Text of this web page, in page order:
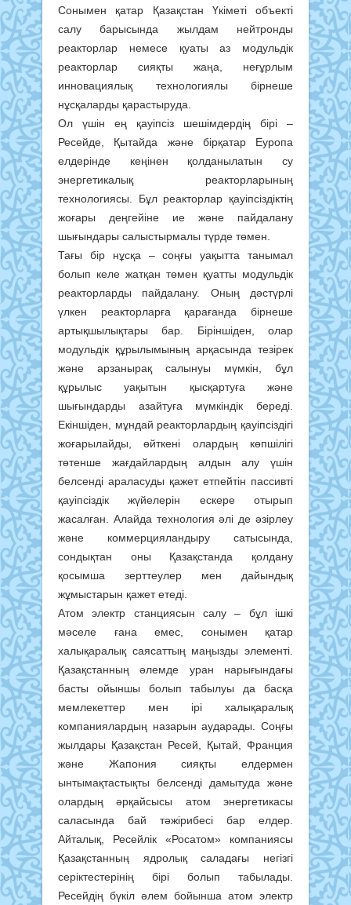
Сонымен қатар Қазақстан Үкіметі объекті
салу барысында жылдам нейтронды
реакторлар немесе қуаты аз модульдік
реакторлар сияқты жаңа, неғұрлым
инновациялық технологиялы бірнеше
нұсқаларды қарастыруда.
Ол үшін ең қауіпсіз шешімдердің бірі –
Ресейде, Қытайда және бірқатар Еуропа
елдерінде кеңінен қолданылатын су
энергетикалық реакторларының
технологиясы. Бұл реакторлар қауіпсіздіктің
жоғары деңгейіне ие және пайдалану
шығындары салыстырмалы түрде төмен.
Тағы бір нұсқа – соңғы уақытта танымал
болып келе жатқан төмен қуатты модульдік
реакторларды пайдалану. Оның дәстүрлі
үлкен реакторларға қарағанда бірнеше
артықшылықтары бар. Біріншіден, олар
модульдік құрылымының арқасында тезірек
және арзанырақ салынуы мүмкін, бұл
құрылыс уақытын қысқартуға және
шығындарды азайтуға мүмкіндік береді.
Екіншіден, мұндай реакторлардың қауіпсіздігі
жоғарылайды, өйткені олардың көпшілігі
төтенше жағдайлардың алдын алу үшін
белсенді араласуды қажет етпейтін пассивті
қауіпсіздік жүйелерін ескере отырып
жасалған. Алайда технология әлі де әзірлеу
және коммерцияландыру сатысында,
сондықтан оны Қазақстанда қолдану
қосымша зерттеулер мен дайындық
жұмыстарын қажет етеді.
Атом электр станциясын салу – бұл ішкі
мәселе ғана емес, сонымен қатар
халықаралық саясаттың маңызды элементі.
Қазақстанның әлемде уран нарығындағы
басты ойыншы болып табылуы да басқа
мемлекеттер мен ірі халықаралық
компаниялардың назарын аударады. Соңғы
жылдары Қазақстан Ресей, Қытай, Франция
және Жапония сияқты елдермен
ынтымақтастықты белсенді дамытуда және
олардың әрқайсысы атом энергетикасы
саласында бай тәжірибесі бар елдер.
Айталық, Ресейлік «Росатом» компаниясы
Қазақстанның ядролық саладағы негізгі
серіктестерінің бірі болып табылады.
Ресейдің бүкіл әлем бойынша атом электр